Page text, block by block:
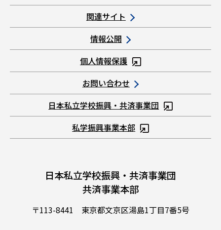
関連サイト
情報公開
個人情報保護
お問い合わせ
日本私立学校振興・共済事業団
私学振興事業本部
日本私立学校振興・共済事業団
共済事業本部
〒113-8441 東京都文京区湯島1丁目7番5号